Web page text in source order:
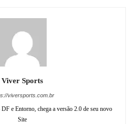
Viver Sports
viversports.com.br
e Entorno, chega a versão 2.0 de seu novo
Site